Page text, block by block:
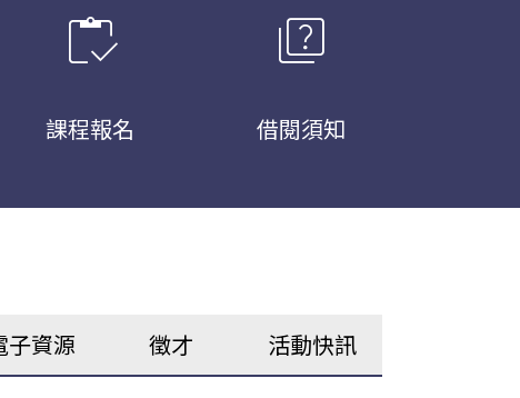
inventory
課程報名
quiz
借閱須知
子資源 徵才 活動快訊